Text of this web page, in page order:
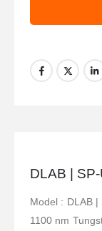
DLAB |
Model : DLAB |
1100 nm